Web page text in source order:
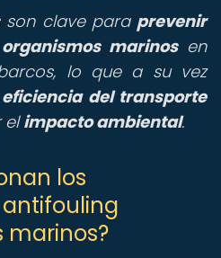
son clave para prevenir
marinosen
lo que a su vez
del transporte
elimpacto ambiental.
los
marinos?